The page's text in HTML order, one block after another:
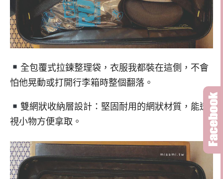
全包覆式拉鍊整理袋，衣服我都裝在這側，不會
怕他晃動或打開行李箱時整個翻落。
雙網狀收納層設計：堅固耐用的網狀材質，能透
視小物方便拿取。